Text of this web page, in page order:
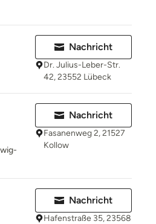
Nachricht
Dr. Julius-Leber-Str.
42, 23552 Lübeck
Nachricht
Fasanenweg 2, 21527
Kollow
Nachricht
Hafenstraße 35, 23568